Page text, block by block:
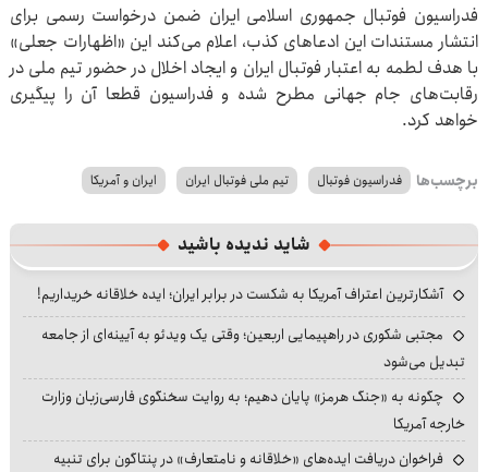
فدراسیون فوتبال جمهوری اسلامی ایران ضمن درخواست رسمی برای
انتشار مستندات این ادعاهای کذب، اعلام می‌کند این «اظهارات جعلی»
با هدف لطمه به اعتبار فوتبال ایران و ایجاد اخلال در حضور تیم ملی در
رقابت‌های جام جهانی مطرح شده و فدراسیون قطعا آن را پیگیری
خواهد کرد.
برچسب‌ها فدراسیون فوتبال تیم ملی فوتبال ایران ایران و آمریکا
شاید ندیده باشید
آشکارترین اعتراف آمریکا به شکست در برابر ایران؛ ایده خلاقانه خریداریم!
مجتبی شکوری در راهپیمایی اربعین؛ وقتی یک ویدئو به آیینه‌ای از جامعه
تبدیل می‌شود
چگونه به «جنگ هرمز» پایان دهیم؛ به روایت سخنگوی فارسی‌زبان وزارت
خارجه آمریکا
فراخوان دریافت ایده‌های «خلاقانه و نامتعارف» در پنتاگون برای تنبیه